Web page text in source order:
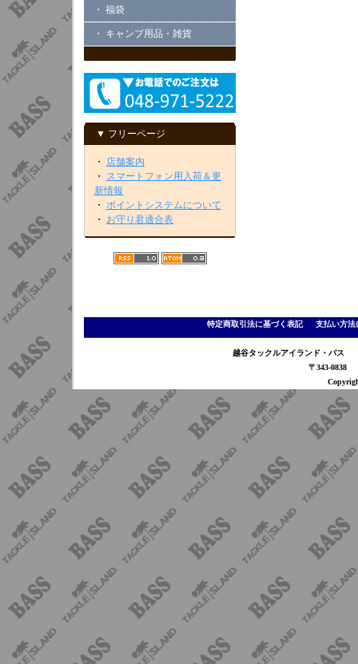
・ 福袋
・ キャンプ用品・雑貨
▼ フリーページ
・ 店舗案内
・ スマートフォン用入荷＆更
新情報
・ ポイントシステムについて
・ お守り君適合表
特定商取引法に基づく表記｜ 支払い方法
越谷タックルアイランド・バ
〒343-0838